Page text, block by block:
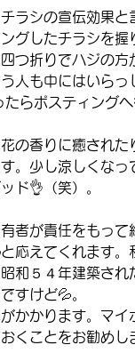
ラシの宣伝効果と
グしたチラシを
つ折りでハジの
人も中にはいら
らポスティングへ
の香りに癒され
。少し涼しくな
ド👌（笑）。
者が責任をもっ
応えてくれます
和５４年建築さ
すけど💦。
かかります。マ
くことをお勧めし